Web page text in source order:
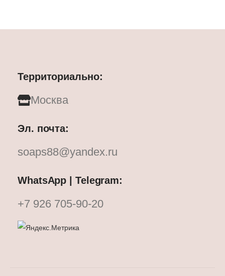
Территориально:
Москва
Эл. почта:
soaps88@yandex.ru
WhatsApp | Telegram:
+7 926 705-90-20